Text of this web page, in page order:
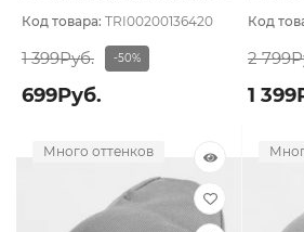
Код товара: TRI00200136420
1 399Руб. -50%
699Руб.
Код
2
1
Много оттенков